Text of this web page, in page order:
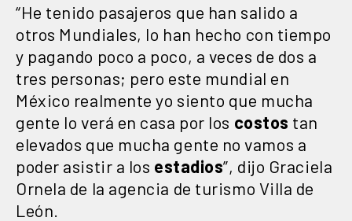
“He tenido pasajeros que han salido a
otros Mundiales, lo han hecho con tiempo
y pagando poco a poco, a veces de dos a
tres personas; pero este mundial en
México realmente yo siento que mucha
gente lo verá en casa por los costos tan
elevados que mucha gente no vamos a
poder asistir a los estadios”, dijo Graciela
Ornela de la agencia de turismo Villa de
León.